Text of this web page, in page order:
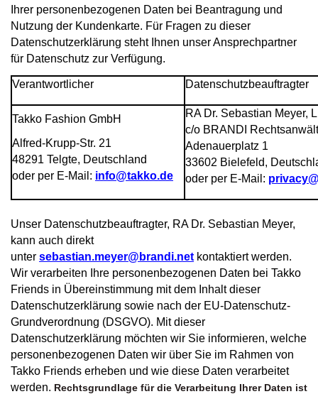
Ihrer personenbezogenen Daten bei Beantragung und
Nutzung der Kundenkarte. Für Fragen zu dieser
Datenschutzerklärung steht Ihnen unser Ansprechpartner
für Datenschutz zur Verfügung.
Verantwortlicher Datenschutzbeauftragter
Takko Fashion GmbH
Alfred-Krupp-Str. 21
48291 Telgte, Deutschland
oder per E-Mail: info@takko.de
RA Dr. Sebastian Meyer,
c/o BRANDI
Adenauerplatz 1
33602 Bielefeld,
oder per E-Mail:
Unser Datenschutzbeauftragter, RA Dr. Sebastian Meyer,
kann auch direkt
unter sebastian.meyer@brandi.net kontaktiert werden.
Wir verarbeiten Ihre personenbezogenen Daten bei Takko
Friends in Übereinstimmung mit dem Inhalt dieser
Datenschutzerklärung sowie nach der EU-Datenschutz-
Grundverordnung (DSGVO). Mit dieser
Datenschutzerklärung möchten wir Sie informieren, welche
personenbezogenen Daten wir über Sie im Rahmen von
Takko Friends erheben und wie diese Daten verarbeitet
werden. Rechtsgrundlage für die Verarbeitung Ihrer Daten ist